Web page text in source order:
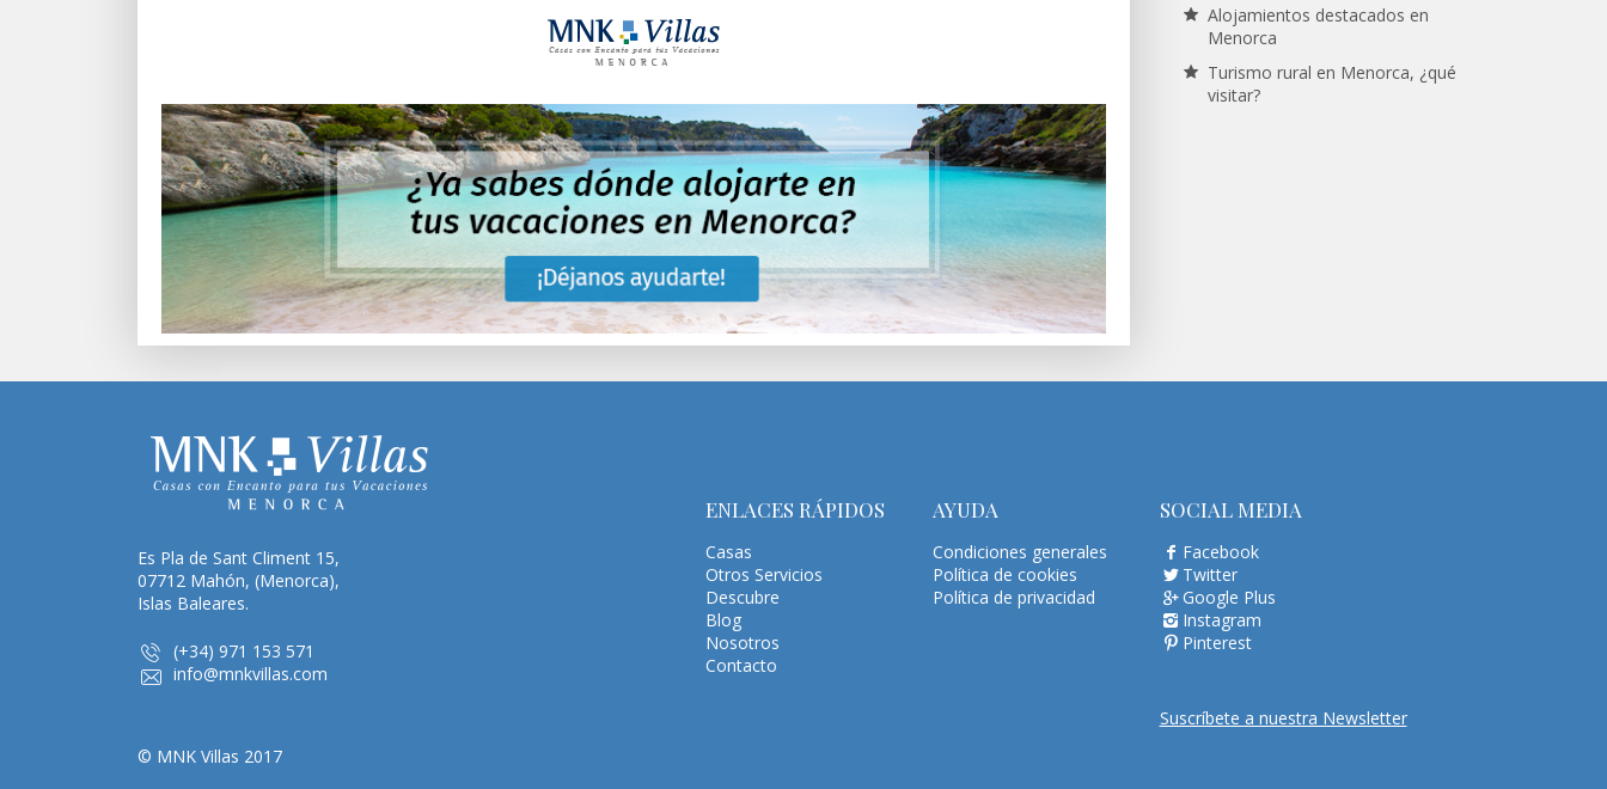
Alojamientos destacados en
Menorca
Turismo rural en Menorca, ¿qué
visitar?
Es Pla de Sant Climent 15,
07712 Mahón, (Menorca),
Islas Baleares.
(+34) 971 153 571
info@mnkvillas.com
© MNK Villas 2017
ENLACES RÁPIDOS
Casas
Otros Servicios
Descubre
Blog
Nosotros
Contacto
AYUDA
Condiciones generales
Política de cookies
Política de privacidad
SOCIAL MEDIA
Facebook
Twitter
Google Plus
Instagram
Pinterest
Suscríbete a nuestra Newsletter